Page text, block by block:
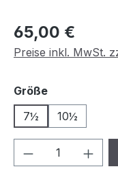
Regulärer Preis:
65,00 €
Preise inkl. MwSt.
Größeauswählen
7½
10½
Produkt